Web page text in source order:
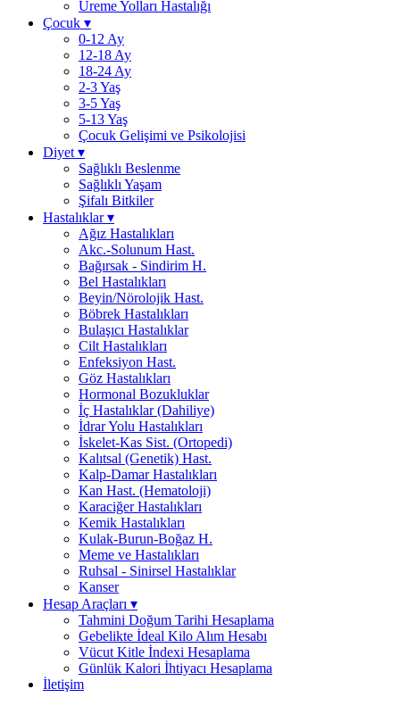
Üreme Yolları Hastalığı
Çocuk ▾
0-12 Ay
12-18 Ay
18-24 Ay
2-3 Yaş
3-5 Yaş
5-13 Yaş
Çocuk Gelişimi ve Psikolojisi
Diyet ▾
Sağlıklı Beslenme
Sağlıklı Yaşam
Şifalı Bitkiler
Hastalıklar▾
Ağız Hastalıkları
Akc.-Solunum Hast.
Bağırsak - Sindirim H.
Bel Hastalıkları
Beyin/Nörolojik Hast.
Böbrek Hastalıkları
Bulaşıcı Hastalıklar
Cilt Hastalıkları
Enfeksiyon Hast.
Göz Hastalıkları
Hormonal Bozukluklar
İç Hastalıklar (Dahiliye)
İdrar Yolu Hastalıkları
İskelet-Kas Sist. (Ortopedi)
Kalıtsal (Genetik) Hast.
Kalp-Damar Hastalıkları
Kan Hast. (Hematoloji)
Karaciğer Hastalıkları
Kemik Hastalıkları
Kulak-Burun-Boğaz H.
Meme ve Hastalıkları
Ruhsal - Sinirsel Hastalıklar
Kanser
Hesap Araçları ▾
Tahmini Doğum Tarihi Hesaplama
Gebelikte İdeal Kilo Alım Hesabı
Vücut Kitle İndexi Hesaplama
Günlük Kalori İhtiyacı Hesaplama
İletişim